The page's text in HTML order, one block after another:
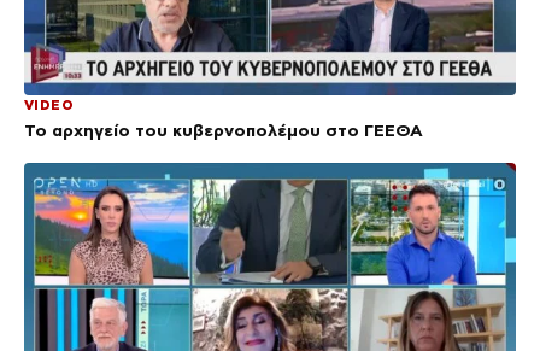
VIDEO
Το αρχηγείο του κυβερνοπολέμου στο ΓΕΕΘΑ